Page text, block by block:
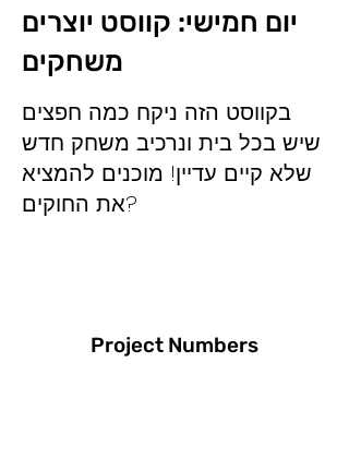
יום חמישי: קווסט יוצרים
משחקים
בקווסט הזה ניקח כמה חפצים
שיש בכל בית ונרכיב משחק חדש
שלא קיים עדיין! מוכנים להמציא
את החוקים?
Project Numbers